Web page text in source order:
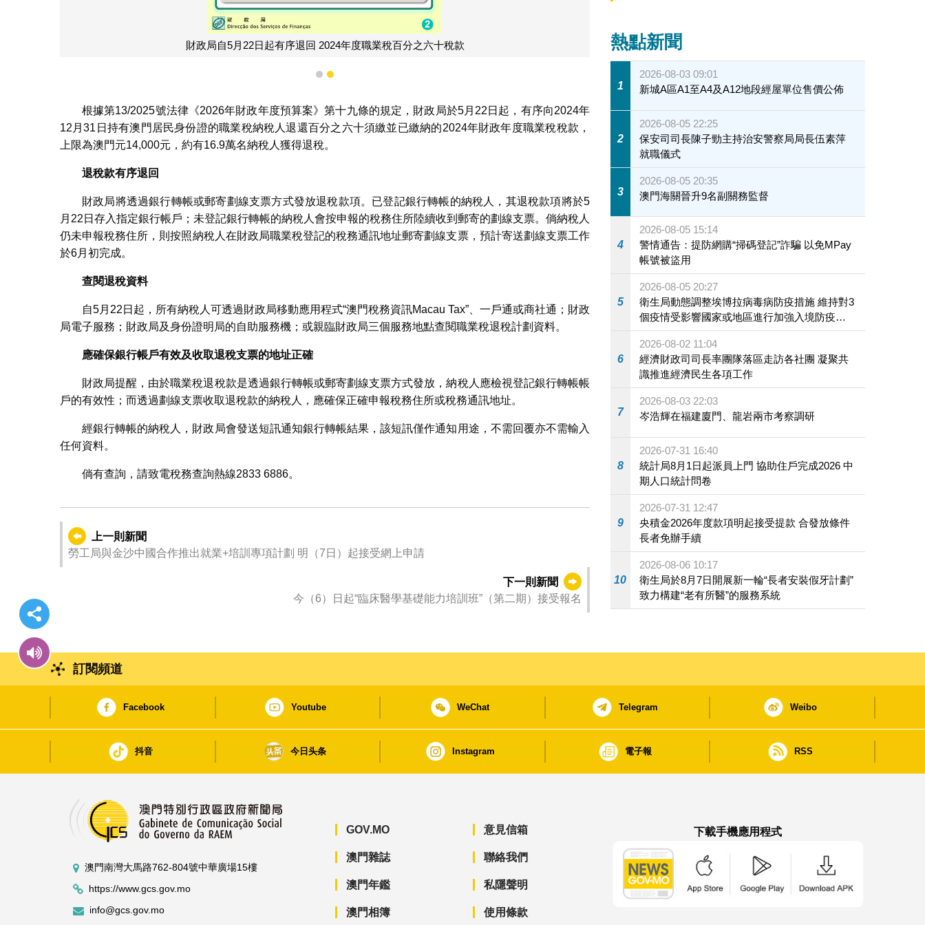
財政局自5月22日起有序退回 2024年度職業稅百分之六十稅款
1 2
根據第13/2025號法律《2026年財政年度預算案》第十九條的規定，財政局於5月22日起，有序向2024年
12月31日持有澳門居民身份證的職業稅納稅人退還百分之六十須繳並已繳納的2024年財政年度職業稅稅款，
上限為澳門元14,000元，約有16.9萬名納稅人獲得退稅。
退稅款有序退回
財政局將透過銀行轉帳或郵寄劃線支票方式發放退稅款項。已登記銀行轉帳的納稅人，其退稅款項將於5
月22日存入指定銀行帳戶；未登記銀行轉帳的納稅人會按申報的稅務住所陸續收到郵寄的劃線支票。倘納稅人
仍未申報稅務住所，則按照納稅人在財政局職業稅登記的稅務通訊地址郵寄劃線支票，預計寄送劃線支票工作
於6月初完成。
查閱退稅資料
自5月22日起，所有納稅人可透過財政局移動應用程式“澳門稅務資訊Macau Tax”、一戶通或商社通；財政
局電子服務；財政局及身份證明局的自助服務機；或親臨財政局三個服務地點查閱職業稅退稅計劃資料。
應確保銀行帳戶有效及收取退稅支票的地址正確
財政局提醒，由於職業稅退稅款是透過銀行轉帳或郵寄劃線支票方式發放，納稅人應檢視登記銀行轉帳帳
戶的有效性；而透過劃線支票收取退稅款的納稅人，應確保正確申報稅務住所或稅務通訊地址。
經銀行轉帳的納稅人，財政局會發送短訊通知銀行轉帳結果，該短訊僅作通知用途，不需回覆亦不需輸入
任何資料。
倘有查詢，請致電稅務查詢熱線2833 6886。
上一則新聞
勞工局與金沙中國合作推出就業+培訓專項計劃 明（7日）起接受網上申請
下一則新聞
今（6）日起“臨床醫學基礎能力培訓班”（第二期）接受報名
熱點新聞
1
2026-08-03 09:01
新城A區A1至A4及A12地段經屋單位售價公佈
2
2026-08-05 22:25
保安司司長陳子勁主持治安警察局局長伍素萍
就職儀式
3
2026-08-05 20:35
澳門海關晉升9名副關務監督
4
2026-08-05 15:14
警情通告：提防網購“掃碼登記”詐騙 以免MPay
帳號被盜用
5
2026-08-05 20:27
衛生局動態調整埃博拉病毒病防疫措施 維持對3
個疫情受影響國家或地區進行加強入境防疫措
施
6
2026-08-02 11:04
經濟財政司司長率團隊落區走訪各社團 凝聚共
識推進經濟民生各項工作
7
2026-08-03 22:03
岑浩輝在福建廈門、龍岩兩市考察調研
8
2026-07-31 16:40
統計局8月1日起派員上門 協助住戶完成2026 中
期人口統計問卷
9
2026-07-31 12:47
央積金2026年度款項明起接受提款 合發放條件
長者免辦手續
10
2026-08-06 10:17
衛生局於8月7日開展新一輪“長者安裝假牙計劃”
致力構建“老有所醫”的服務系統
訂閱頻道
Facebook Youtube WeChat Telegram Weibo
抖音 今日头条 Instagram 電子報 RSS
澳門南灣大馬路762-804號中華廣場15樓
https://www.gcs.gov.mo
info@gcs.gov.mo
GOV.MO
澳門雜誌
澳門年鑑
澳門相簿
意見信箱
聯絡我們
私隱聲明
使用條款
下載手機應用程式